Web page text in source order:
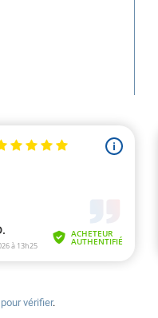
vérifier.